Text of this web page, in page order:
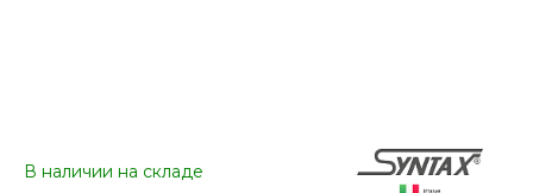
В наличии на складе